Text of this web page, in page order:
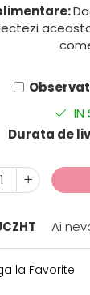
IN
Durata de
Ai
la Favorite